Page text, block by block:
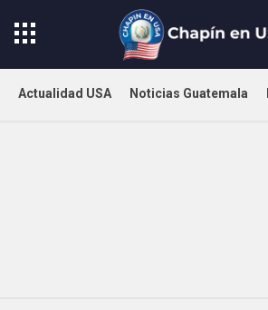
Actualidad USA Noticias Guatemala